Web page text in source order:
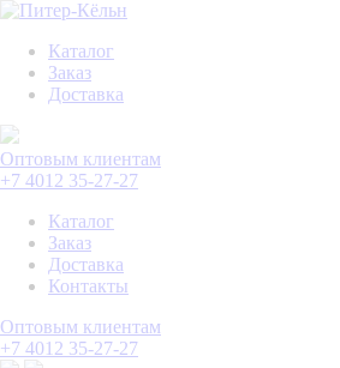
Каталог
Заказ
Доставка
Оптовым клиентам
+7 4012 35-27-27
Каталог
Заказ
Доставка
Контакты
Оптовым клиентам
+7 4012 35-27-27